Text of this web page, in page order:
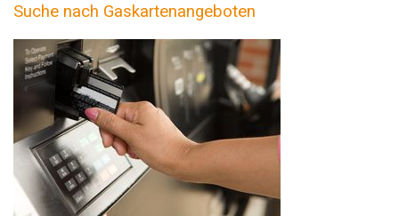
Suche nach Gaskartenangeboten